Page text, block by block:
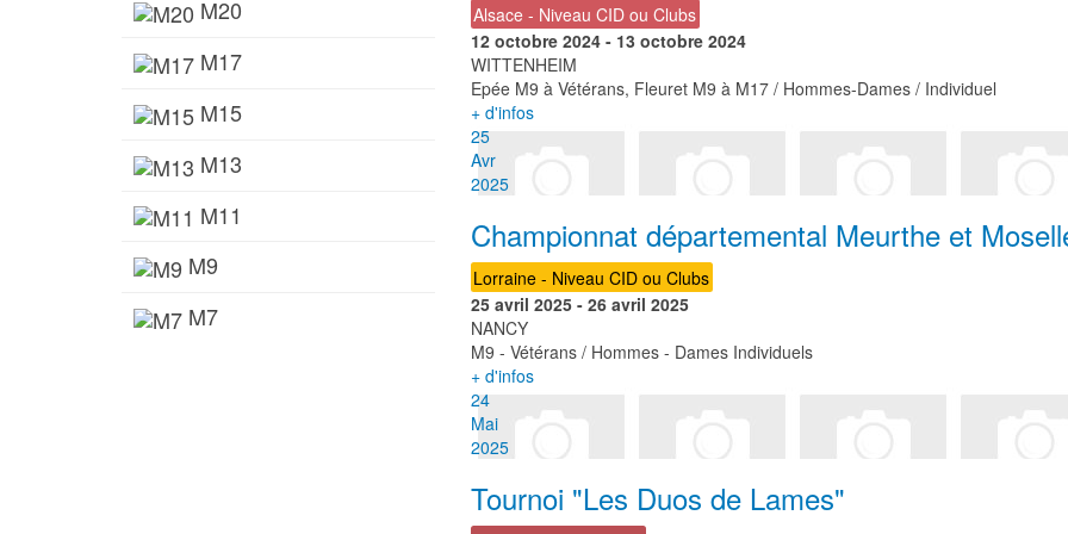
Alsace - Niveau CID ou Clubs
12 octobre 2024- 13 octobre 2024
WITTENHEIM
Epée M9 à Vétérans, Fleuret M9 à M17 / Hommes-Dames / Individuel
+ d'infos
25
Avr
2025
Championnat départemental Meurthe et
Lorraine - Niveau CID ou Clubs
25 avril 2025- 26 avril 2025
NANCY
M9 - Vétérans / Hommes - Dames Individuels
+ d'infos
24
Mai
2025
Tournoi "Les Duos de Lames"
M20
M17
M15
M13
M11
M9
M7